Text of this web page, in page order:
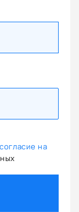
согласие на